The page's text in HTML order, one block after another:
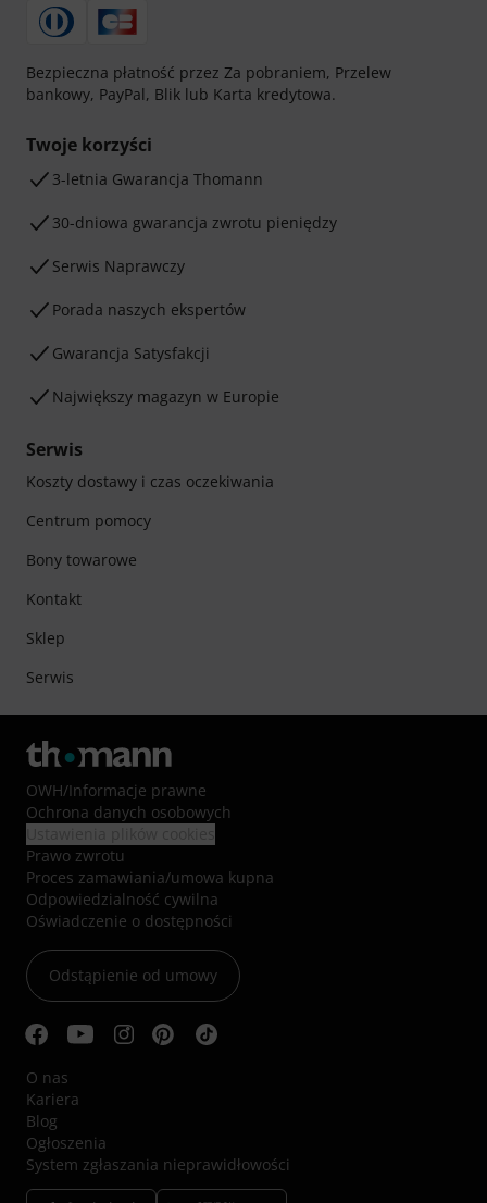
Bezpieczna płatność przez Za pobraniem, Przelew
bankowy, PayPal, Blik lub Karta kredytowa.
Twoje korzyści
3-letnia Gwarancja Thomann
30-dniowa gwarancja zwrotu pieniędzy
Serwis Naprawczy
Porada naszych ekspertów
Gwarancja Satysfakcji
Największy magazyn w Europie
Serwis
Koszty dostawy i czas oczekiwania
Centrum pomocy
Bony towarowe
Kontakt
Sklep
Serwis
OWH/Informacje prawne
Ochrona danych osobowych
Prawo zwrotu
Proces zamawiania/umowa kupna
Odpowiedzialność cywilna
Oświadczenie o dostępności
Odstąpienie od umowy
O nas
Kariera
Blog
Ogłoszenia
System zgłaszania nieprawidłowości